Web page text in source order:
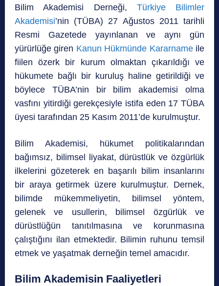
Bilim Akademisi Derneği, Türkiye Bilimler
Akademisi’nin (TÜBA) 27 Ağustos 2011 tarihli
Resmi Gazetede yayınlanan ve aynı gün
yürürlüğe giren Kanun Hükmünde Kararnameile
fiilen özerk bir kurum olmaktan çıkarıldığı ve
hükumete bağlı bir kuruluş haline getirildiği ve
böylece TÜBA’nin bir bilim akademisi olma
vasfını yitirdiği gerekçesiyle istifa eden 17 TÜBA
üyesi tarafından 25 Kasım 2011’de kurulmuştur.
Bilim Akademisi, hükumet politikalarından
bağımsız, bilimsel liyakat, dürüstlük ve özgürlük
ilkelerini gözeterek en başarılı bilim insanlarını
bir araya getirmek üzere kurulmuştur. Dernek,
bilimde mükemmeliyetin, bilimsel yöntem,
gelenek ve usullerin, bilimsel özgürlük ve
dürüstlüğün tanıtılmasına ve korunmasına
çalıştığını ilan etmektedir. Bilimin ruhunu temsil
etmek ve yaşatmak derneğin temel amacıdır.
Bilim Akademisin Faaliyetleri